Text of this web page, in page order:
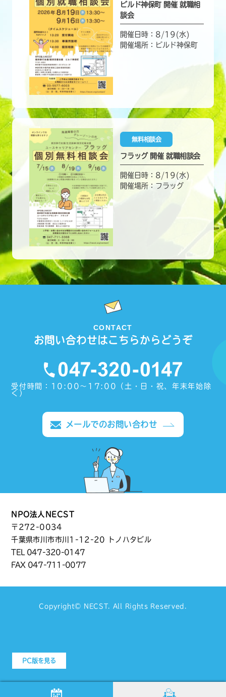
ビルド神保町 開催 就職相
談会
開催日時：8/19(水)
開催場所：ビルド神保町
無料相談会
フラッグ 開催 就職相談会
開催日時：8/19(水)
開催場所：フラッグ
CONTACT
お問い合わせはこちらからどうぞ
受付時間：10:00〜17:00（土・日・祝、年末年始除
く）
メールでのお問い合わせ
NPO法人NECST
〒272-0034
千葉県市川市市川1-12-20 トノハタビル
TEL 047-320-0147
FAX 047-711-0077
Copyright© NECST . All Rights Reserved.
PC版を見る